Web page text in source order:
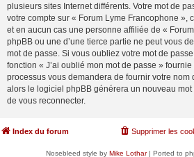
plusieurs sites Internet différents. Votre mot de
votre compte sur « Forum Lyme Francophone »,
et en aucun cas une personne affiliée de «
phpBB ou une d’une tierce partie ne peut vous
mot de passe. Si vous oubliez votre mot de
fonction « J’ai oublié mon mot de passe »
processus vous demandera de fournir votre nom
alors le logiciel phpBB générera un nouveau
de vous reconnecter.
Index du forum Supprimer les
Nosebleed style by Mike Lothar| Ported to